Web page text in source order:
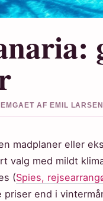
AF EMIL LARSEN
madplaner eller
valg med mildt
(Spies,
priser end i